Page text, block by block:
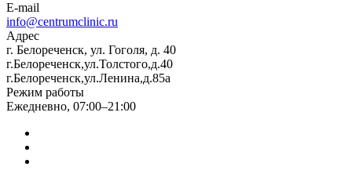
E-mail
info@centrumclinic.ru
Адрес
г. Белореченск, ул. Гоголя, д. 40
г.Белореченск,ул.Толстого,д.40
г.Белореченск,ул.Ленина,д.85а
Режим работы
Ежедневно, 07:00–21:00